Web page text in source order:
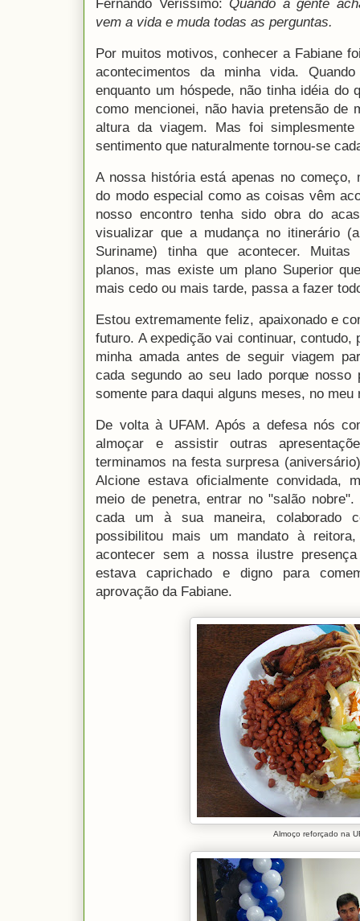
Fernando Verissimo:Quando a gente
vem a vida e muda todas as perguntas.
Por muitos motivos, conhecer a Fabiane
acontecimentos da minha vida.
enquanto um hóspede, não tinha idéia do
como mencionei, não havia pretensão de
altura da viagem. Mas foi
sentimento que naturalmente tornou-se
A nossa história está apenas no
do modo especial como as coisas vêm
nosso encontro tenha sido obra do
visualizar que a mudança no itinerário
Suriname) tinha que acontecer.
planos, mas existe um plano Superior
mais cedo ou mais tarde, passa a fazer
Estou extremamente feliz, apaixonado e
futuro. A expedição vai continuar,
minha amada antes de seguir viagem
cada segundo ao seu lado porque nosso
somente para daqui alguns meses, no meu
De volta à UFAM. Após a defesa nós
almoçar e assistir outras
terminamos na festa surpresa
Alcione estava oficialmente convidada,
meio de penetra, entrar no "salão
cada um à sua maneira, colaborado
possibilitou mais um mandato à
acontecer sem a nossa ilustre
estava caprichado e digno para
aprovação da Fabiane.
Almoço reforçado na